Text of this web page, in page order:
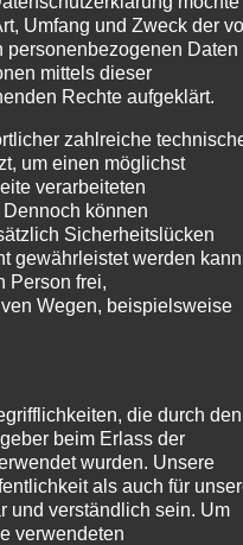
Umfang und Zweck der
personenbezogenen Daten
mittels dieser
Rechte aufgeklärt.
zahlreiche
um einen möglichst
verarbeiteten
können
Sicherheitslücken
gewährleistet werden
Person frei,
Wegen, beispielsweise
die durch den
beim Erlass der
wurden. Unsere
als auch für
und verständlich sein. Um
verwendeten